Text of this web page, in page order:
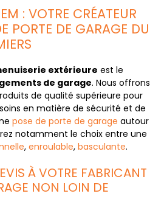
: VOTRE CRÉATEUR
PORTE DE GARAGE DU
extérieure est le
de garage. Nous offrons
de qualité supérieure pour
en matière de sécurité et de
pose de porte de garage autour
notamment le choix entre une
, enroulable, basculante.
À VOTRE FABRICANT
NON LOIN DE